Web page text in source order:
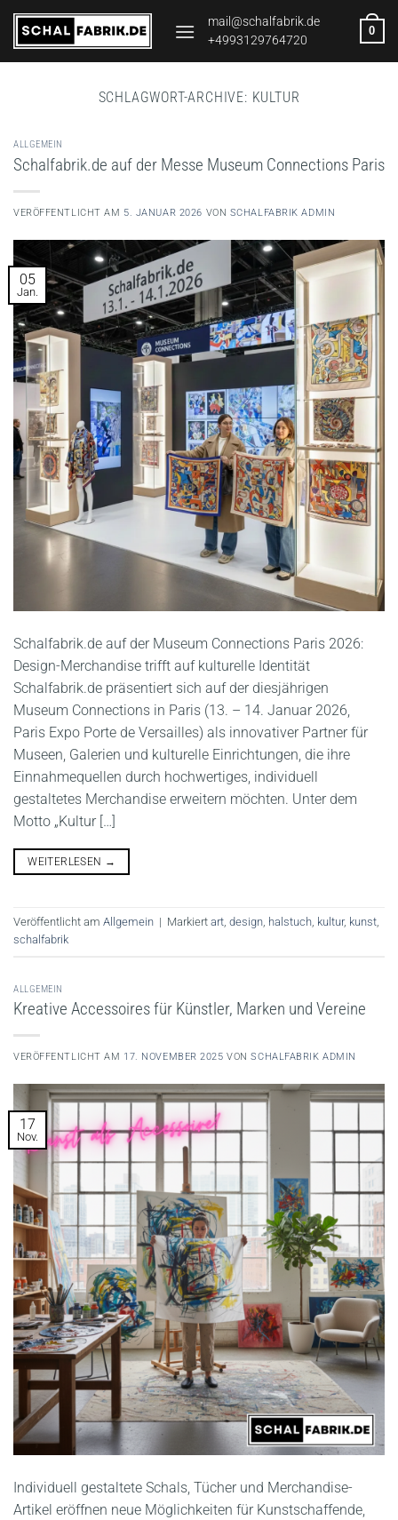
Zum
Inhalt
springen
mail@schalfabrik.de
+4993129764720
0
SCHLAGWORT-ARCHIVE: KULTUR
ALLGEMEIN
Schalfabrik.de auf der Messe Museum Connections Paris
VERÖFFENTLICHT AM 5. JANUAR 2026 VON SCHALFABRIK ADMIN
05
Jan.
Schalfabrik.de auf der Museum Connections Paris 2026:
Design-Merchandise trifft auf kulturelle Identität
Schalfabrik.de präsentiert sich auf der diesjährigen
Museum Connections in Paris (13. – 14. Januar 2026,
Paris Expo Porte de Versailles) als innovativer Partner für
Museen, Galerien und kulturelle Einrichtungen, die ihre
Einnahmequellen durch hochwertiges, individuell
gestaltetes Merchandise erweitern möchten. Unter dem
Motto „Kultur […]
WEITERLESEN →
Veröffentlicht am Allgemein | Markiert art design halstuch kultur, kunst
schalfabrik
ALLGEMEIN
Kreative Accessoires für Künstler, Marken und Vereine
VERÖFFENTLICHT AM 17. NOVEMBER 2025 VONSCHALFABRIK ADMIN
17
Nov.
Individuell gestaltete Schals, Tücher und Merchandise-
Artikel eröffnen neue Möglichkeiten für Kunstschaffende,